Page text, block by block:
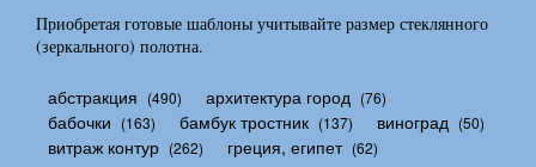
Приобретая готовые шаблоны учитывайте размер стеклянного
(зеркального) полотна.
абстракция (490) архитектура город (76)
бабочки (163) бамбук тростник (137) виноград (50)
витраж контур (262) греция, египет (62)